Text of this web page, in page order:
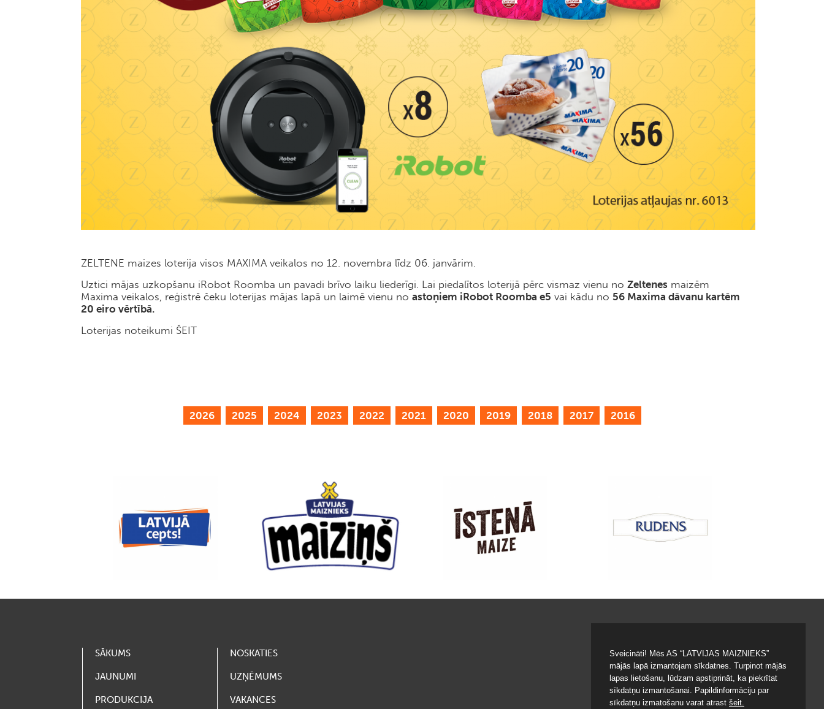
ZELTENE maizes loterija visos MAXIMA veikalos no 12. novembra līdz 06. janvārim.
Uztici mājas uzkopšanu iRobot Roomba un pavadi brīvo laiku liederīgi. Lai piedalītos loterijā pērc vismaz vienu no Zeltenes maizēm
Maxima veikalos, reģistrē čeku loterijas mājas lapā un laimē vienu no astoņiem iRobot Roomba e5 vai kādu no 56 Maxima dāvanu kartēm
20 eiro vērtībā.
Loterijas noteikumi ŠEIT
2026 2025 2024 2023 2022 2021 2020 2019 2018 2017 2016
SĀKUMS
JAUNUMI
PRODUKCIJA
NOSKATIES
UZŅĒMUMS
VAKANCES
© 2020 LATVIJAS MAIZNIEKS
Sveicināti! Mēs AS “LATVIJAS MAIZNIEKS”
mājās lapā izmantojam sīkdatnes. Turpinot mājās
lapas lietošanu, lūdzam apstiprināt, ka piekrītat
sīkdatņu izmantošanai. Papildinformāciju par
sīkdatņu izmatošanu varat atrast šeit.